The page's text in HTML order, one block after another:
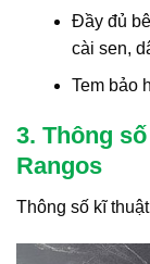
Đầy đủ
cài sen,
Tem bảo
3. Thông
Rangos
Thông số kĩ